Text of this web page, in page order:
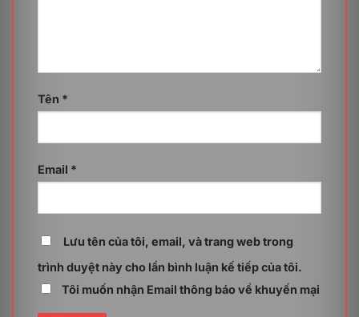
Dung lượng bổ sung lên tới 200GB
Với 20GB dung lượng bổ sung, tài khoản của bạn có
đủ không gian để lưu trữ lượng dữ liệu lớn từ hình ảnh,
quan trọng phục vụ công việc. Nhờ đó, bạn không cần
hoạt động lưu trữ.
hiện đại của Google. Điều này không chỉ giúp bạn tiết
kiệm chi phí hạ tầng mà còn hỗ trợ truy cập dữ liệu ở
mọi lúc, mọi nơi trên mọi thiết bị chỉ cần có kết nối
internet nhằm bảo vệ dữ liệu khỏi nguy cơ mất mát do
Tên *
Email *
Lưu tên của tôi, email, và trang web trong
trình duyệt này cho lần bình luận kế tiếp của tôi.
Tôi muốn nhận Email thông báo về khuyến mại